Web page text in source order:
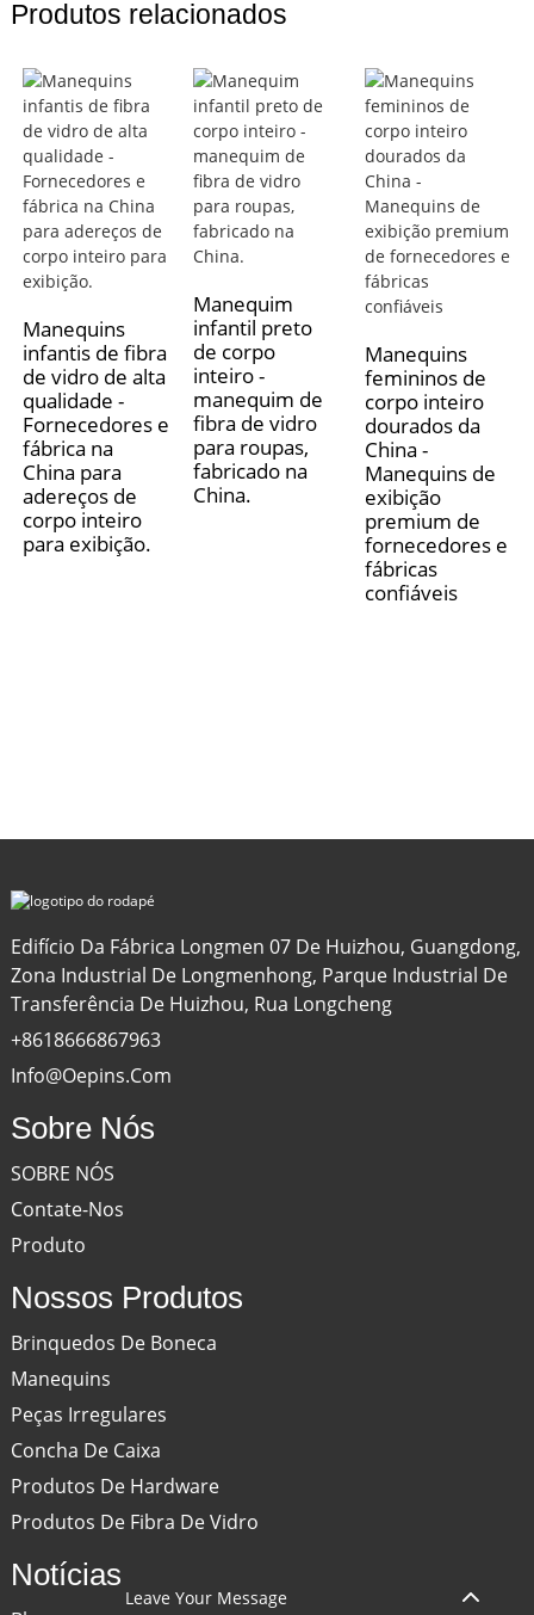
Produtos relacionados
Manequins
infantis de fibra
de vidro de alta
qualidade -
Fornecedores e
fábrica na
China para
adereços de
corpo inteiro
para exibição.
Manequim
infantil preto
de corpo
inteiro -
manequim de
fibra de vidro
para roupas,
fabricado na
China.
Manequins
femininos de
corpo inteiro
dourados da
China -
Manequins de
exibição
premium de
fornecedores e
fábricas
confiáveis
Edifício Da Fábrica Longmen 07 De Huizhou, Guangdong,
Zona Industrial De Longmenhong, Parque Industrial De
Transferência De Huizhou, Rua Longcheng
+8618666867963
Info@oepins.com
Sobre Nós
SOBRE NÓS
Contate-Nos
Produto
Nossos Produtos
Brinquedos De Boneca
Manequins
Peças Irregulares
Concha De Caixa
Produtos De Hardware
Produtos De Fibra De Vidro
Notícias
Leave Your Message